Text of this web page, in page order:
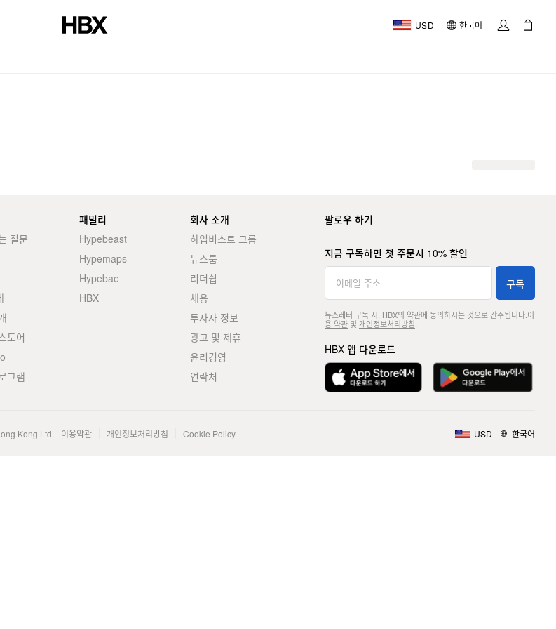
USD 한국어
질문
토어
그램
패밀리
Hypebeast
Hypemaps
Hypebae
HBX
회사 소개
하입비스트 그룹
뉴스룸
리더쉽
채용
투자자 정보
광고 및 제휴
윤리경영
연락처
팔로우 하기
지금 구독하면 첫 주문시 10% 할인
구독
뉴스레터 구독 시, HBX의 약관에 동의하시는 것으로 간주됩니다. 이
용 약관및 개인정보처리방침
HBX 앱 다운로드
Kong Ltd. 이용약관 개인정보처리방침 Cookie Policy USD 한국어